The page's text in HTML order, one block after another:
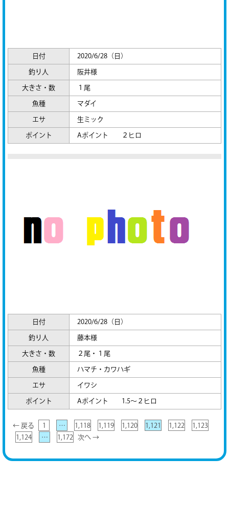
日付 2020/6/28（日）
釣り人 阪井様
大きさ・数 １尾
魚種 マダイ
エサ 生ミック
ポイント Aポイント ２ヒロ
日付 2020/6/28（日）
釣り人 藤本様
大きさ・数 ２尾・１尾
魚種 ハマチ・カワハギ
エサ イワシ
ポイント Aポイント 1.5～２ヒロ
← 戻る 1 … 1,118 1,119 1,120 1,121 1,122
1,123
1,124
… 1,172 次へ →